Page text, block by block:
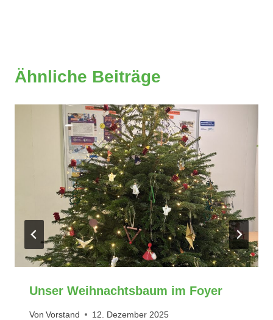
Ähnliche Beiträge
Unser Weihnachtsbaum im Foyer
Von Vorstand 12. Dezember 2025